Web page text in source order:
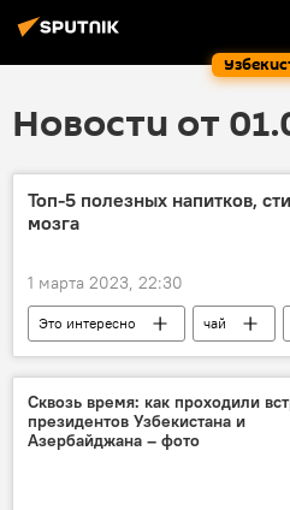
Новости от
Топ-5 полезных напитков,
мозга
1 марта 2023, 22:30
Это интересно чай
мозг
здоровье
Сквозь время: как проходили
президентов Узбекистана и
Азербайджана – фото